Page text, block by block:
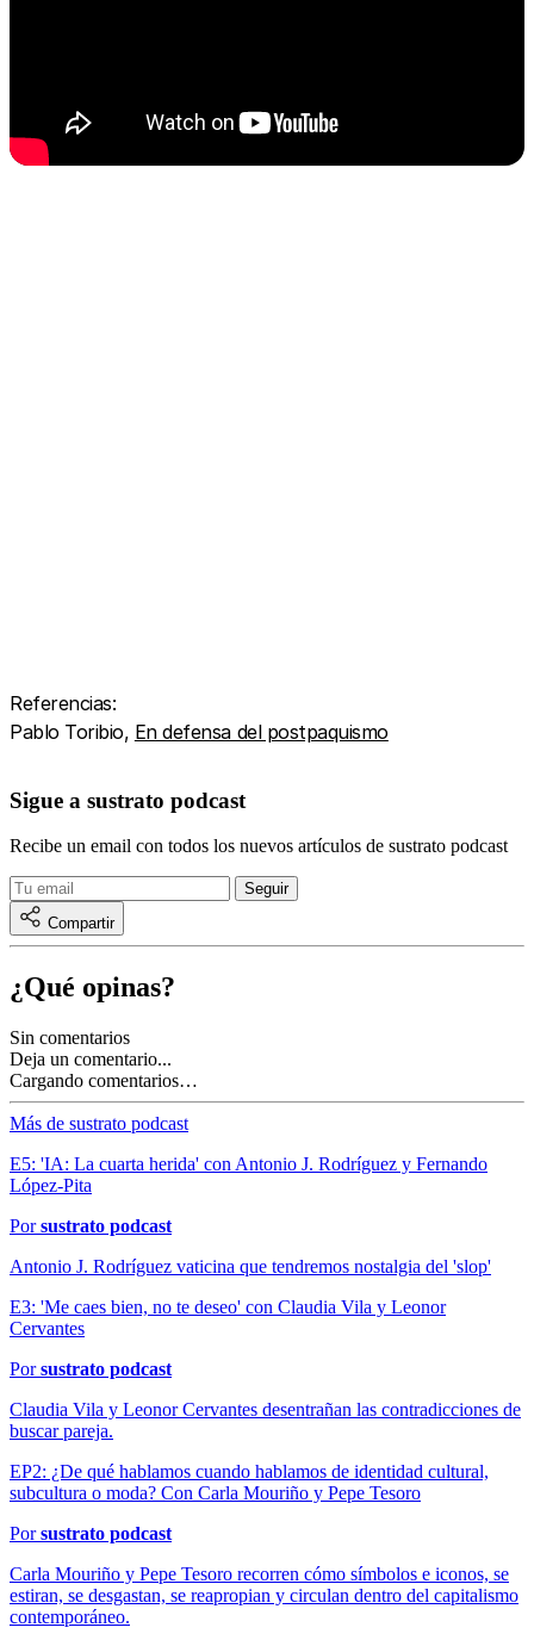
Referencias:
Pablo Toribio, En defensa del postpaquismo
Sigue a sustrato podcast
Recibe un email con todos los nuevos artículos de sustrato podcast
Compartir
¿Qué opinas?
Sin comentarios
Deja un comentario...
Cargando comentarios…
Más de sustrato podcast
E5: 'IA: La cuarta herida' con Antonio J. Rodríguez y Fernando
López-Pita
Porsustrato podcast
Antonio J. Rodríguez vaticina que tendremos nostalgia del 'slop'
E3: 'Me caes bien, no te deseo' con Claudia Vila y Leonor
Cervantes
Porsustrato podcast
Claudia Vila y Leonor Cervantes desentrañan las contradicciones de
buscar pareja.
EP2: ¿De qué hablamos cuando hablamos de identidad cultural,
subcultura o moda? Con Carla Mouriño y Pepe Tesoro
Porsustrato podcast
Carla Mouriño y Pepe Tesoro recorren cómo símbolos e iconos, se
estiran, se desgastan, se reapropian y circulan dentro del capitalismo
contemporáneo.